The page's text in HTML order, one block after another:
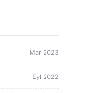
Mar 2023
Eyl 2022